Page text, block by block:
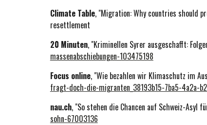
Climate Table, "Migration: Why countries should
resettlement
20 Minuten, "Kriminellen Syrer ausgeschafft:
massenabschiebungen-103475198
Focus online, "Wie bezahlen wir Klimaschutz im
fragt-doch-die-migranten_38193b15-7ba5-4a2a-
nau.ch, "So stehen die Chancen auf Schweiz-Asyl
sohn-67003136